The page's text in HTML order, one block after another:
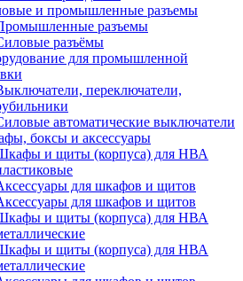
и промышленные разъемы
разъемы
разъёмы
для промышленной
переключатели,
автоматические выключатели
боксы и аксессуары
и щиты (корпуса) для НВА
для шкафов и щитов
для шкафов и щитов
и щиты (корпуса) для НВА
и щиты (корпуса) для НВА